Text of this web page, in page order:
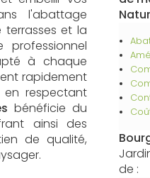
l'abattage
et la
à chaque
rapidement
respectant
bénéficie du
ainsi des
de qualité,
de :